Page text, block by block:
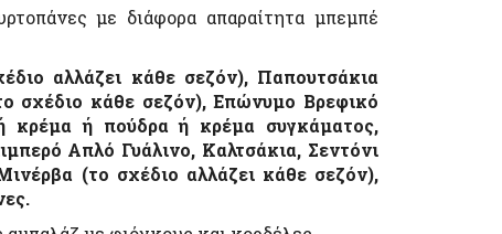
με διάφορα απαραίτητα μπεμπέ
αλλάζει κάθε σεζόν), Παπουτσάκια
σχέδιο κάθε σεζόν), Επώνυμο Βρεφικό
κρέμα ή πούδρα ή κρέμα συγκάματος,
Απλό Γυάλινο, Καλτσάκια, Σεντόνι
(το σχέδιο αλλάζει κάθε σεζόν),